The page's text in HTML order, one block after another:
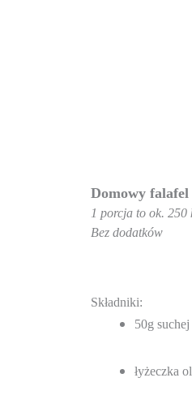
Domowy falafel
1 porcja to ok. 250
Bez dodatków
Składniki:
50g
łyżeczka